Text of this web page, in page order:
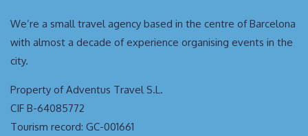
We’re a small travel agency based in the centre of Barcelona
with almost a decade of experience organising events in the
city.
Property of Adventus Travel S.L.
CIF B-64085772
Tourism record: GC-001661